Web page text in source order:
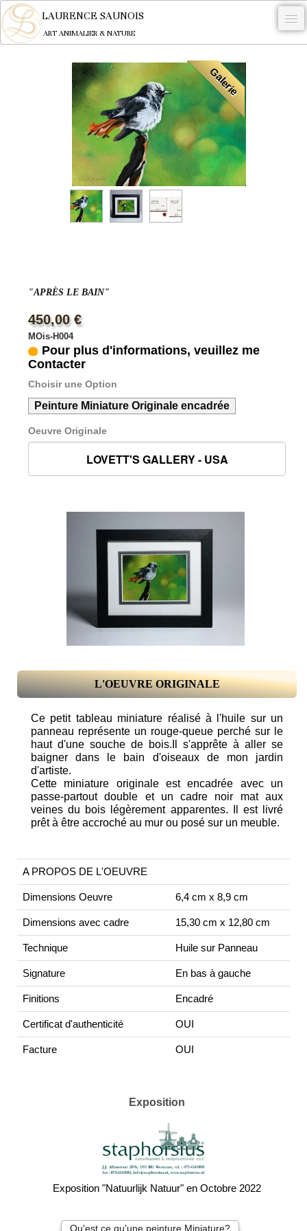
LAURENCE SAUNOIS
ART ANIMALIER & NATURE
NYMPHEUS LUMINANSIS.
COMMANDE
L'ARTISTE.
Galerie
"APRÈS LE BAIN"
450,00 €
MOis-H004
Pour plus d'informations, veuillez me
Contacter
Choisir une Option
Peinture Miniature Originale encadrée
Oeuvre Originale
L'OEUVRE ORIGINALE
Ce petit tableau miniature réalisé à l'huile sur un
panneau représente un rouge-queue perché sur le
haut d'une souche de bois.Il s'apprête à aller se
baigner dans le bain d'oiseaux de mon jardin
d'artiste.
Cette miniature originale est encadrée avec un
passe-partout double et un cadre noir mat aux
veines du bois légèrement apparentes. Il est livré
prêt à être accroché au mur ou posé sur un meuble.
A PROPOS DE L'OEUVRE
Dimensions Oeuvre 6,4 cm x 8,9 cm
Dimensions avec cadre 15,30 cm x 12,80 cm
Technique Huile sur Panneau
Signature En bas à gauche
Finitions Encadré
Certificat d'authenticité OUI
Facture OUI
Exposition
Exposition "Natuurlijk Natuur" en Octobre 2022
Qu'est ce qu'une peinture Miniature?